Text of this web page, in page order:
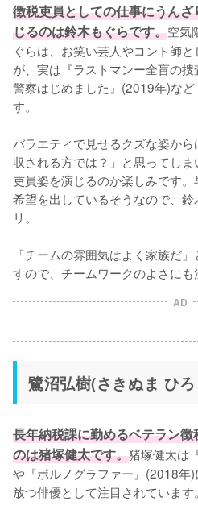
徴税吏員としての仕事にうん
じるのは鈴木もぐらです。空気
ぐらは、お笑い芸人やコント師
が、実は『ラストマンー全盲の
警察はじめました』(2019年)な
す。
バラエティで見せるクズな姿か
収される方では？」と思ってし
吏員姿を演じるのか楽しみです
希望を出しているそうなので、
リ。
「チームの雰囲気はよく家族だ
すので、チームワークのよさにも
AD
鷺沼弘樹(さきぬま ひ
長年納税課に勤めるベテラン
のは猪塚健太です。猪塚健太は
や『ポルノグラファー』(2018年
放つ俳優として注目されています。